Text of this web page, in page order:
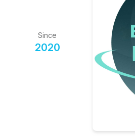
Since
2020